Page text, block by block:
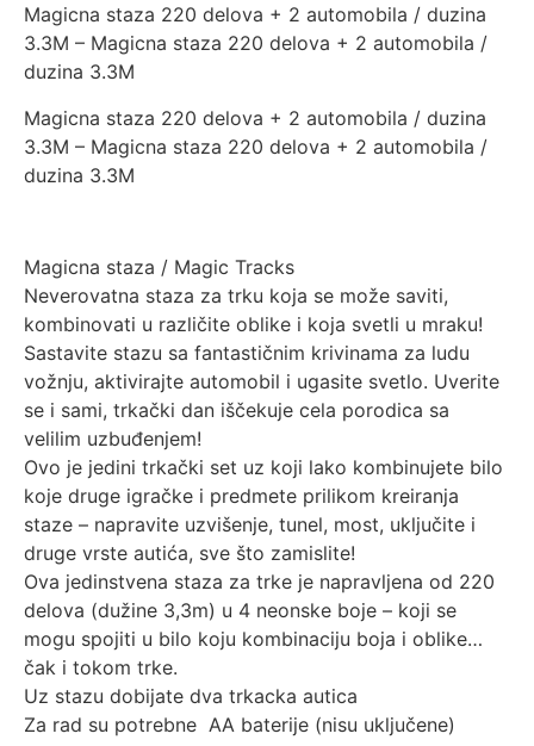
Magicna staza 220 delova + 2 automobila / duzina
3.3M – Magicna staza 220 delova + 2 automobila /
duzina 3.3M
Magicna staza 220 delova + 2 automobila / duzina
3.3M – Magicna staza 220 delova + 2 automobila /
duzina 3.3M
Magicna staza / Magic Tracks
Neverovatna staza za trku koja se može saviti,
kombinovati u različite oblike i koja svetli u mraku!
Sastavite stazu sa fantastičnim krivinama za ludu
vožnju, aktivirajte automobil i ugasite svetlo. Uverite
se i sami, trkački dan iščekuje cela porodica sa
velilim uzbuđenjem!
Ovo je jedini trkački set uz koji lako kombinujete bilo
koje druge igračke i predmete prilikom kreiranja
staze – napravite uzvišenje, tunel, most, uključite i
druge vrste autića, sve što zamislite!
Ova jedinstvena staza za trke je napravljena od 220
delova (dužine 3,3m) u 4 neonske boje – koji se
mogu spojiti u bilo koju kombinaciju boja i oblike…
čak i tokom trke.
Uz stazu dobijate dva trkacka autica
Za rad su potrebne AA baterije (nisu uključene)